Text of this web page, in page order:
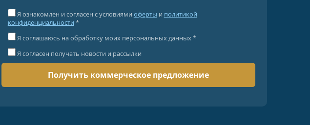
Я ознакомлен и согласен с условиями оферты и политикой
конфиденциальности *
Я соглашаюсь на обработку моих персональных данных *
Я согласен получать новости и рассылки